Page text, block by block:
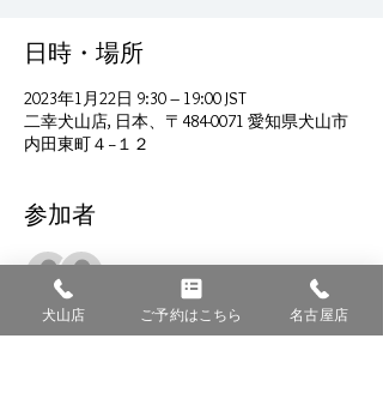
日時・場所
2023年1月22日 9:30 – 19:00 JST
二幸犬山店, 日本、〒484-0071 愛知県犬山市
内田東町４−１２
参加者
犬山店 ご予約はこちら 名古屋店